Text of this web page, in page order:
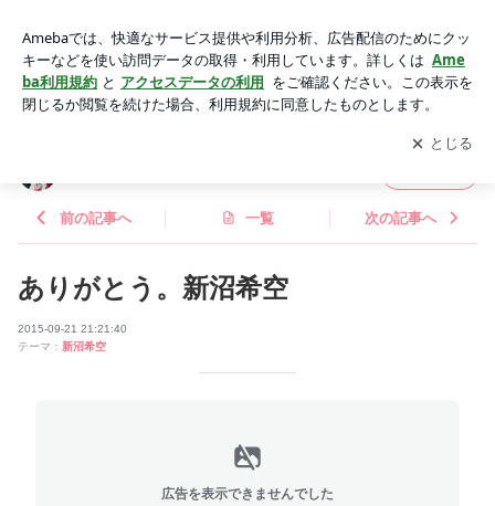
グ Powered by Ameba
アプリをダウンロードして ブログの更新通知
を受け取りまし
ょう。
開く
前の記事へ 一覧 次の記事へ
ありがとう。新沼希空
2015-09-21 21:21:40
テーマ： 新沼希空
広告を表示できませんでした